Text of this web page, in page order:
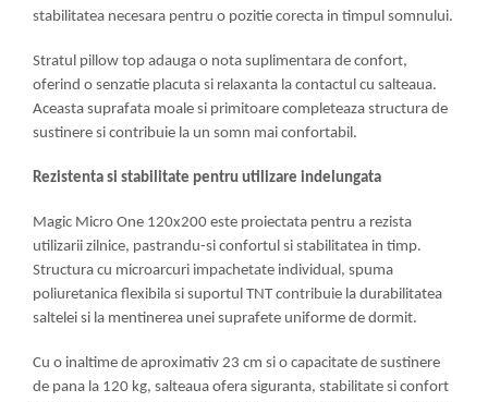
stabilitatea necesara pentru o pozitie corecta in timpul somnului.
Stratul pillow top adauga o nota suplimentara de confort,
oferind o senzatie placuta si relaxanta la contactul cu salteaua.
Aceasta suprafata moale si primitoare completeaza structura de
sustinere si contribuie la un somn mai confortabil.
Rezistenta si stabilitate pentru utilizare indelungata
Magic Micro One 120x200 este proiectata pentru a rezista
utilizarii zilnice, pastrandu-si confortul si stabilitatea in timp.
Structura cu microarcuri impachetate individual, spuma
poliuretanica flexibila si suportul TNT contribuie la durabilitatea
saltelei si la mentinerea unei suprafete uniforme de dormit.
Cu o inaltime de aproximativ 23 cm si o capacitate de sustinere
de pana la 120 kg, salteaua ofera siguranta, stabilitate si confort